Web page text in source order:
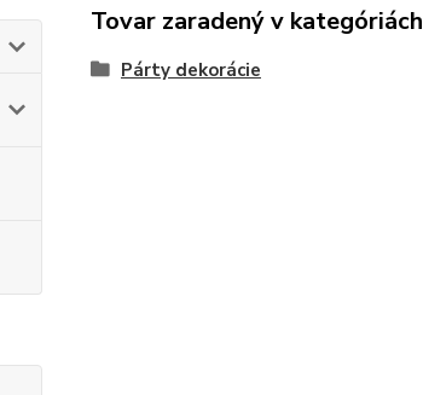
Tovar zaradený v kategóriách
Párty dekorácie